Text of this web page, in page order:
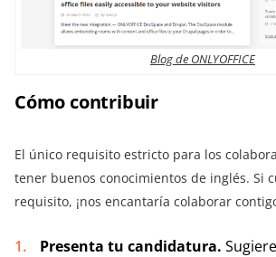
Blog de ONLYOFFICE
Cómo contribuir
El único requisito estricto para los
tener buenos conocimientos de inglés. Si
requisito, ¡nos encantaría colaborar
Presenta tu candidatura.